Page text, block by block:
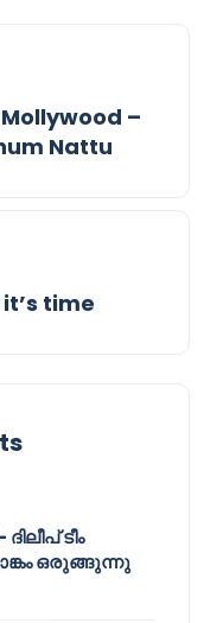
–
Nattu
time
ടീം
ഒരുങ്ങുന്നു